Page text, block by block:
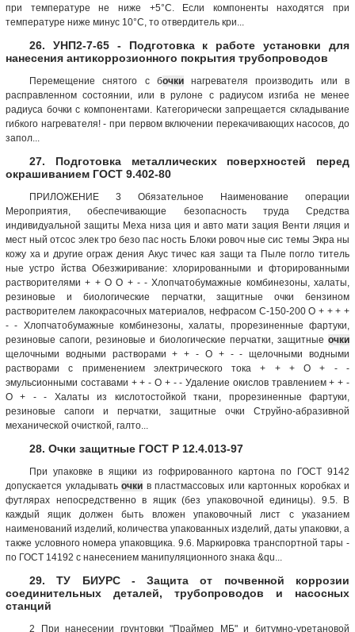
при температуре не ниже +5°С. Если компоненты находятся при
температуре ниже минус 10°С, то отвердитель кри...
26. УНП2-7-65 - Подготовка к работе установки для
нанесения антикоррозионного покрытия трубопроводов
Перемещение снятого с бочкинагревателя производить или в
расправленном состоянии, или в рулоне с радиусом изгиба не менее
радиуса бочки с компонентами. Категорически запрещается складывание
гибкого нагревателя! - при первом включении перекачивающих насосов, до
запол...
27. Подготовка металлических поверхностей перед
окрашиванием ГОСТ 9.402-80
ПРИЛОЖЕНИЕ 3 Обязательное Наименование операции
Мероприятия, обеспечивающие безопасность труда Средства
индивидуальной защиты Меха низа ция и авто мати зация Венти ляция и
мест ный отсос элек тро безо пас ность Блоки ровоч ные сис темы Экра ны
кожу ха и другие ограж дения Акус тичес кая защи та Пыле погло титель
ные устро йства Обезжиривание: хлорированными и фторированными
растворителями + + О О + - - Хлопчатобумажные комбинезоны, халаты,
резиновые и биологические перчатки, защитные очки бензином
растворителем лакокрасочных материалов, нефрасом С-150-200 О + + + +
- - Хлопчатобумажные комбинезоны, халаты, прорезиненные фартуки,
резиновые сапоги, резиновые и биологические перчатки, защитные очки
щелочными водными растворами + + - О + - - щелочными водными
растворами с применением электрического тока + + + О + - -
эмульсионными составами + + - О + - - Удаление окислов травлением + + -
О + - - Халаты из кислотостойкой ткани, прорезиненные фартуки,
резиновые сапоги и перчатки, защитные очки Струйно-абразивной
механической очисткой, галто...
28. Очки защитные ГОСТ Р 12.4.013-97
При упаковке в ящики из гофрированного картона по ГОСТ 9142
допускается укладывать очки в пластмассовых или картонных коробках и
футлярах непосредственно в ящик (без упаковочной единицы). 9.5. В
каждый ящик должен быть вложен упаковочный лист с указанием
наименований изделий, количества упакованных изделий, даты упаковки, а
также условного номера упаковщика. 9.6. Маркировка транспортной тары -
по ГОСТ 14192 с нанесением манипуляционного знака &qu...
29. ТУ БИУРС - Защита от почвенной коррозии
соединительных деталей, трубопроводов и насосных
станций
2 При нанесении грунтовки "Праймер МБ" и битумно-уретановой